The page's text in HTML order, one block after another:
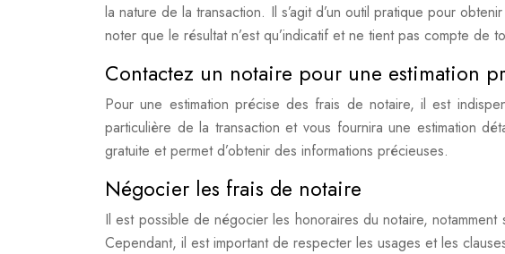
la nature de la transaction. Il s’agit d’un outil pratique pour
noter que le résultat n’est qu’indicatif et ne tient pas compte de
Contactez un notaire pour une estimation
Pour une estimation précise des frais de notaire, il est
particulière de la transaction et vous fournira une estimation
gratuite et permet d’obtenir des informations précieuses.
Négocier les frais de notaire
Il est possible de négocier les honoraires du notaire,
Cependant, il est important de respecter les usages et les